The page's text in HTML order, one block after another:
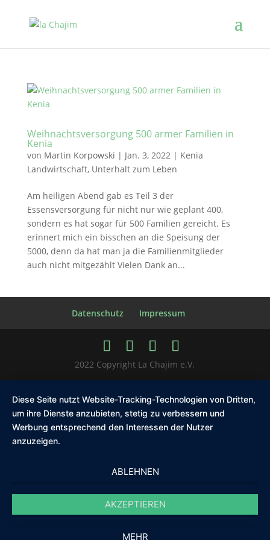
Weihnachtsversorgung 500 armer Familien in
Kenia
von Martin Korpowski | Jan. 3, 2022| Kenia
Landwirtschaft, Unterhalt zum Leben
Am heiligen Abend gab es Teil 3 der
Essensversorgung für nicht nur wie geplant 400,
sondern es hat sogar für 500 Familien gereicht. Es
erinnert mich ein bisschen an die Speisung der
5000, denn da hat man ja die Familienmitglieder
auch nicht mitgezählt Vielen Dank an...
Datenschutz Impressum
2022 Copyright La Chajim e.V.
Diese Seite nutzt Website-Tracking-Technologien von Dritten,
um ihre Dienste anzubieten, stetig zu verbessern und
Werbung entsprechend den Interessen der Nutzer
anzuzeigen.
ABLEHNEN
AKZEPTIEREN
MEHR